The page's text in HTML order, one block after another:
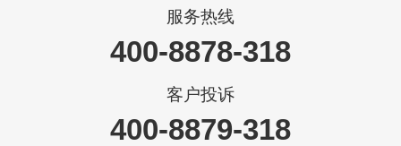
服务热线
400-8878-318
客户投诉
400-8879-318